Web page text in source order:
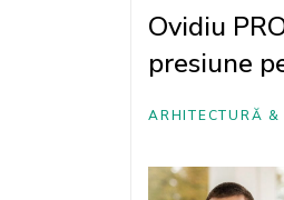
Ovidiu
presiune
ARHITECTURĂ &